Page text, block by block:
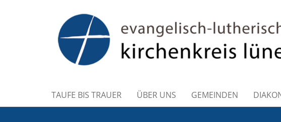
TAUFE BIS TRAUER ÜBER UNS GEMEINDEN